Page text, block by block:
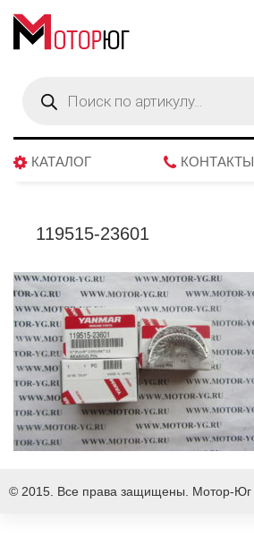
товаров
КАТАЛОГ КОНТАКТЫ
119515-23601
© 2015. Все права защищены. Мотор-Юг